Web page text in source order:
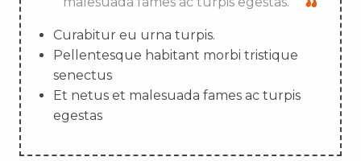
Curabitur eu urna turpis.
Pellentesque habitant morbi tristique
senectus
Et netus et malesuada fames ac turpis
egestas